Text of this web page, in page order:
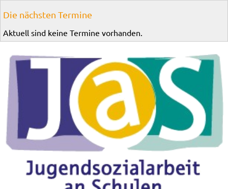
Die nächsten Termine
Aktuell sind keine Termine vorhanden.